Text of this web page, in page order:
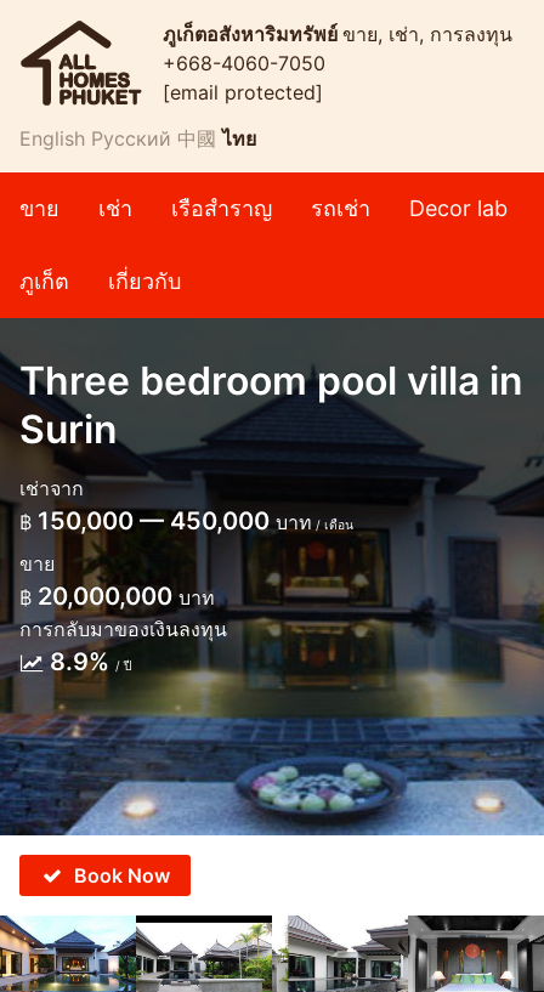
ภูเก็ตอสังหาริมทรัพย์ ขาย, เช่า, การลงทุน
+668-4060-7050
[email protected]
English Русский 中國 ไทย
ขาย เช่า เรือสำราญ รถเช่า Decor lab
ภูเก็ต เกี่ยวกับ
Three bedroom pool villa in
Surin
เช่าจาก
฿ 150,000 — 450,000 บาท / เดือน
ขาย
฿ 20,000,000 บาท
การกลับมาของเงินลงทุน
8.9% / ปี
Book Now